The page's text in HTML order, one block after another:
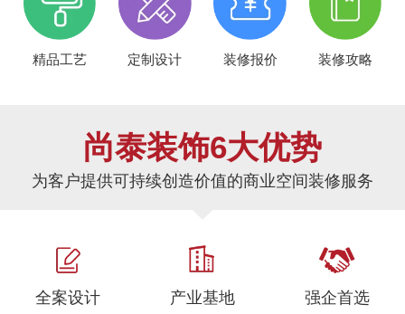
精品工艺 定制设计 装修报价 装修攻略
尚泰装饰6大优势
为客户提供可持续创造价值的商业空间装修服务
全案设计 产业基地 强企首选